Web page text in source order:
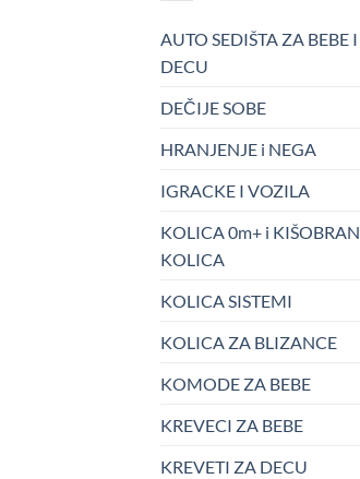
AUTO SEDIŠTA ZA BEBE I
DECU
DEČIJE SOBE
HRANJENJE i NEGA
IGRACKE I VOZILA
KOLICA 0m+ i KIŠOBRAN
KOLICA
KOLICA SISTEMI
KOLICA ZA BLIZANCE
KOMODE ZA BEBE
KREVECI ZA BEBE
KREVETI ZA DECU